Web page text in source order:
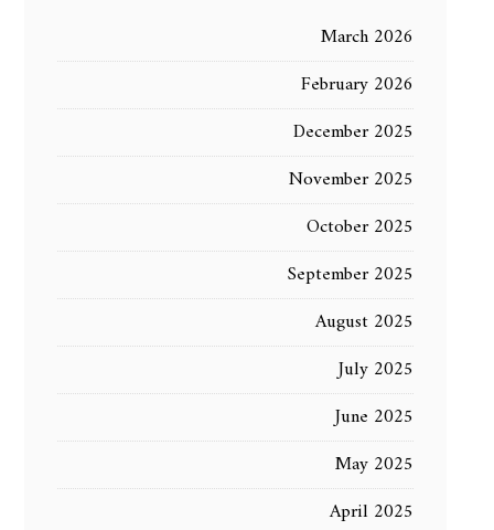
March 2026
February 2026
December 2025
November 2025
October 2025
September 2025
August 2025
July 2025
June 2025
May 2025
April 2025